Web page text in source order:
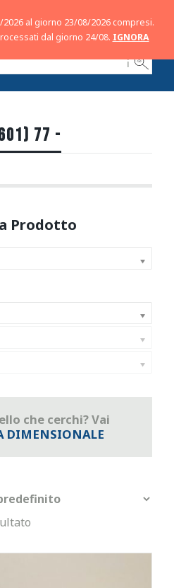
ℹ
77 -
che cerchi? Vai
DIMENSIONALE
al giorno 23/08/2026 compresi.
dal giorno 24/08. IGNORA